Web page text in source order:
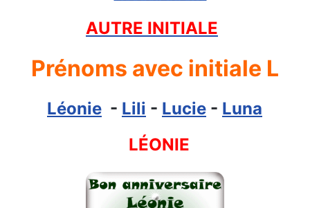
AUTRE INITIALE
Prénoms avec initiale L
Léonie - Lili - Lucie - Luna
LÉONIE